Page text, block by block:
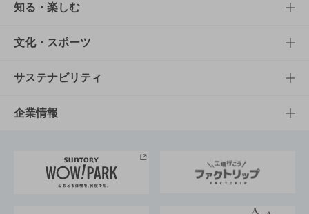
商品TOP
商品一覧
商品発売情報
栄養成分一覧
知る・楽しむ
知る・楽しむTOP
キャンペーン
工場見学
地域情報
文化・スポーツ
文化・スポーツTOP
サントリーホール
サントリーサンバーズ大阪
サステナビリティ
サステナビリティTOP
サントリーが考えるサステナビリティ経営
企業情報
企業概要